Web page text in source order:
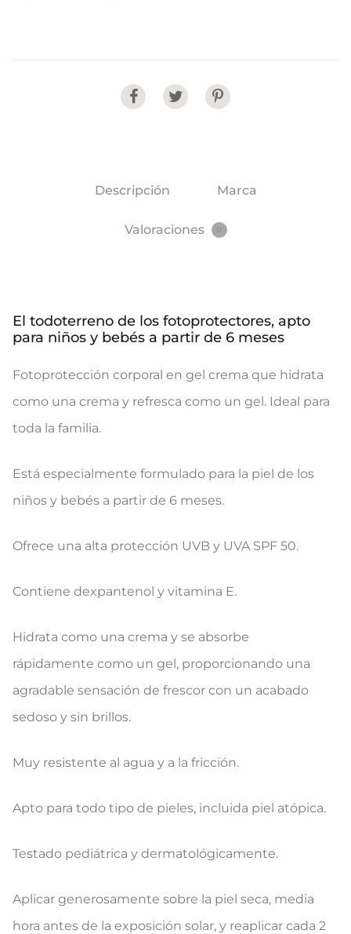
Share
Descripción Marca
Valoraciones
El todoterreno de los fotoprotectores, apto
para niños y bebés a partir de 6 meses
Fotoprotección corporal en gel crema que hidrata
como una crema y refresca como un gel. Ideal para
toda la familia.
Está especialmente formulado para la piel de los
niños y bebés a partir de 6 meses.
Ofrece una alta protección UVB y UVA SPF 50.
Contiene dexpantenol y vitamina E.
Hidrata como una crema y se absorbe
rápidamente como un gel, proporcionando una
agradable sensación de frescor con un acabado
sedoso y sin brillos.
Muy resistente al agua y a la fricción.
Apto para todo tipo de pieles, incluida piel atópica.
Testado pediátrica y dermatológicamente.
Aplicar generosamente sobre la piel seca, media
hora antes de la exposición solar, y reaplicar cada 2